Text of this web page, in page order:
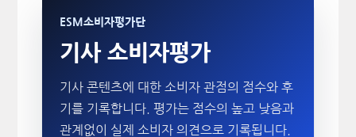
ESM소비자평가단
기사 소비자평가
기사 콘텐츠에 대한 소비자 관점의 점수와 후
기를 기록합니다. 평가는 점수의 높고 낮음과
관계없이 실제 소비자 의견으로 기록됩니다.